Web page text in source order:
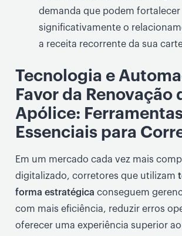
demanda que podem fortalecer
significativamente o
a receita recorrente da sua
Tecnologia e
Favor da Renovação
Apólice:
Essenciais para
Em um mercado cada vez mais
digitalizado, corretores que utilizam
forma estratégica conseguem
com mais eficiência, reduzir erros
oferecer uma experiência superior